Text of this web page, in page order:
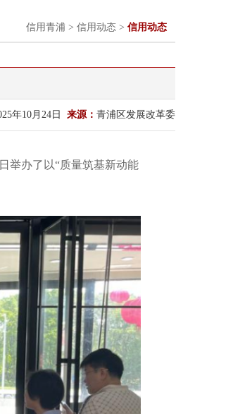
信用青浦 > 信用动态 > 信用动态
年10月24日 来源： 青浦区发展改革委
举办了以“质量筑基新动能